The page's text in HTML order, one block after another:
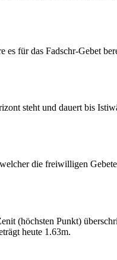
für das Fadschr-Gebet
steht und dauert bis
die freiwilligen
(höchsten Punkt)
heute 1.63m.